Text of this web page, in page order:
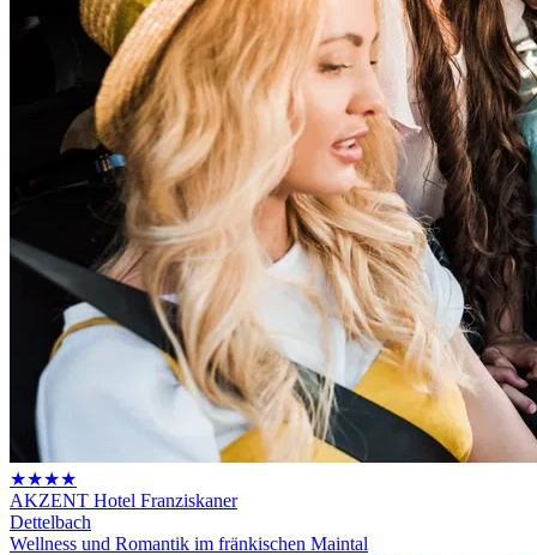
★★★★
AKZENT Hotel Franziskaner
Dettelbach
Wellness und Romantik im fränkischen Maintal